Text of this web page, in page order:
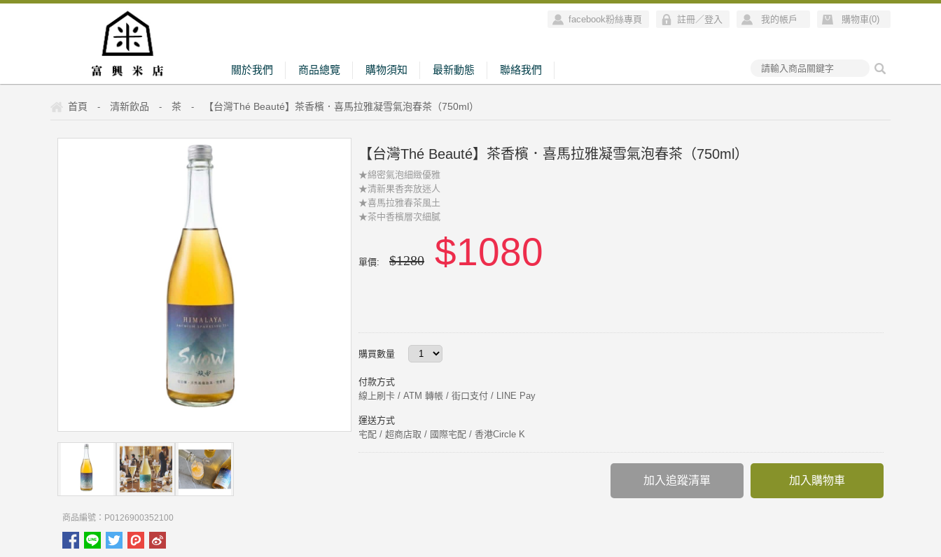
購物車(0)
我的帳戶
註冊／登入
facebook粉絲專頁
關於我們 商品總覽 購物須知 最新動態 聯絡我們
首頁 - 清新飲品 - 茶 - 【台灣Thé Beauté】茶香檳．喜馬拉雅凝雪氣泡春茶（750ml）
商品編號：P0126900352100
【台灣Thé Beauté】茶香檳．喜馬拉雅凝雪氣泡春茶（750ml）
★綿密氣泡細緻優雅
★清新果香奔放迷人
★喜馬拉雅春茶風土
★茶中香檳層次細膩
單價: $1280 $1080
購買數量
付款方式
線上刷卡 / ATM 轉帳 / 街口支付 / LINE Pay
運送方式
宅配 / 超商店取 / 國際宅配 / 香港Circle K
加入購物車
加入追蹤清單